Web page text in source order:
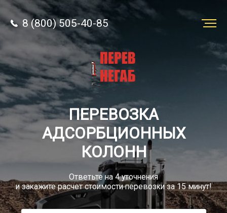
8 (800) 505-40-85
Звонок по России бесплатный
Заказать
8 (800) 505-40-85
ПЕРЕВОЗКА
АДСОРБЦИОННЫХ
КОЛОНН
Ответьте на 4 уточнения
и закажите расчет стоимости перевозки за 15 минут!